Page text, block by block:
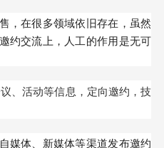
，在很多领域依旧存在，虽然
约交流上，人工的作用是无可
、活动等信息，定向邀约，技
媒体、新媒体等渠道发布邀约